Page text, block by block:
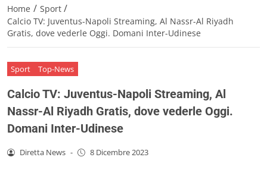
Home / Sport /
Calcio TV: Juventus-Napoli Streaming, Al Nassr-Al Riyadh
Gratis, dove vederle Oggi. Domani Inter-Udinese
Sport Top-News
Calcio TV: Juventus-Napoli Streaming, Al
Nassr-Al Riyadh Gratis, dove vederle Oggi.
Domani Inter-Udinese
Diretta News - 8 Dicembre 2023